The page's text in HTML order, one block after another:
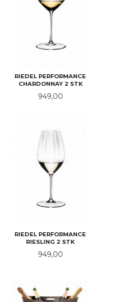
RIEDEL PERFORMANCE
CHARDONNAY 2 STK
Pris
949,00
RIEDEL PERFORMANCE
RIESLING 2 STK
Pris
949,00